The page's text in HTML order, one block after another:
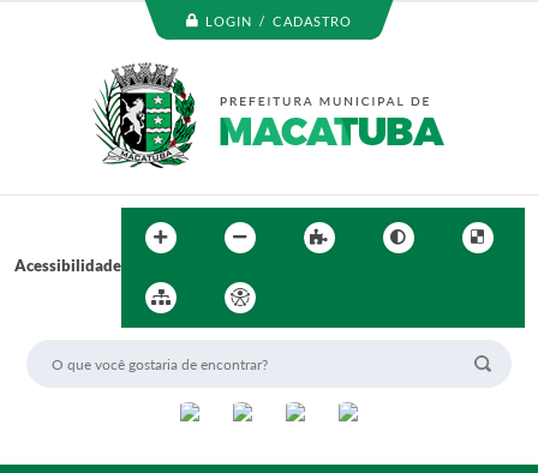
LOGIN / CADASTRO
Acessibilidade